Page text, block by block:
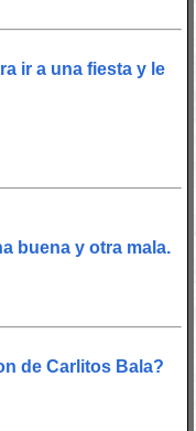
ir a una fiesta y le
buena y otra mala.
de Carlitos Bala?